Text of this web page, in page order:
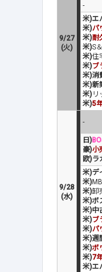
9/27
(火)
-
米)エ
米)パ
米)耐
米)S
米)住
米)ブ
米)消
米)新
米) リ
米)5
9/28
(水)
-
日)
豪)小
欧)ラ
米)デ
米)
米)卸
米)ボ
米)中
米)ブ
米)パ
米)週
米)ボ
米)7
米)エ